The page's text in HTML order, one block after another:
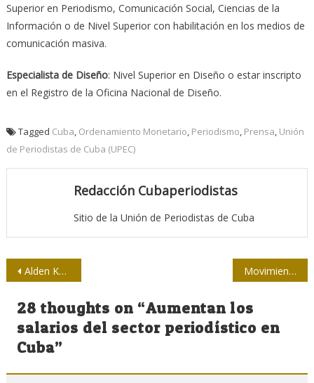
Superior en Periodismo, Comunicación Social, Ciencias de la
Información o de Nivel Superior con habilitación en los medios de
comunicación masiva.
Especialista de Diseño: Nivel Superior en Diseño o estar inscripto
en el Registro de la Oficina Nacional de Diseño.
Tagged Cuba Ordenamiento Monetario Periodismo Prensa Unión
de Periodistas de Cuba (UPEC)
Redacción Cubaperiodistas
Sitio de la Unión de Periodistas de Cuba
Navegación
de
entradas
Alden Knight: “…hay dientes rotos entre nosotros” Movimiento San Isidro: un intento de golpe contra Cuba no tan blando
28 thoughts on “Aumentan los
salarios del sector periodístico en
Cuba”